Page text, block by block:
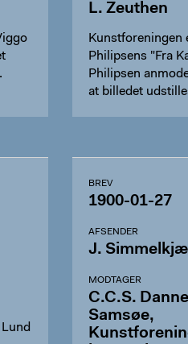
L. Zeuthen
Kunstforeningen
Philipsens "Fra
Philipsen
at billedet
BREV
1900-01-27
AFSENDER
J.
MODTAGER
C.C.S.
Samsøe,